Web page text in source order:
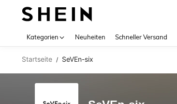
Kategorien Neuheiten Schneller Versand
Startseite / SeVEn-six